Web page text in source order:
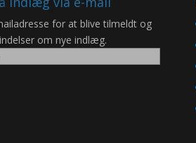
for at blive tilmeldt og
om nye indlæg.